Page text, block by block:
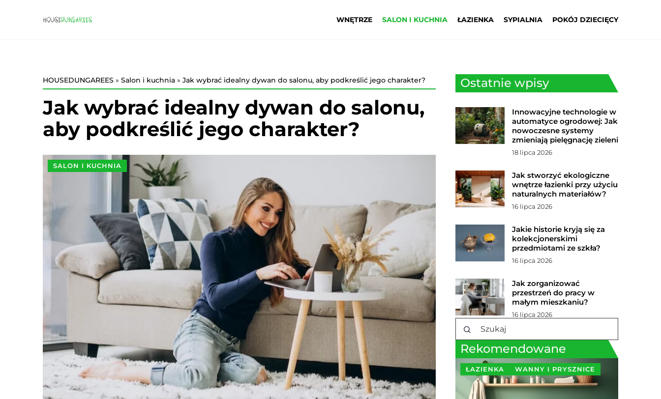
WNĘTRZE SALON I KUCHNIA ŁAZIENKA SYPIALNIA POKÓJ DZIECIĘCY
HOUSEDUNGAREES » Salon i kuchnia » Jak wybrać idealny dywan do salonu, aby podkreślić jego charakter?
Jak wybrać idealny dywan do salonu,
aby podkreślić jego charakter?
SALON I KUCHNIA
Ostatnie wpisy
Innowacyjne technologie w
automatyce ogrodowej: Jak
nowoczesne systemy
zmieniają pielęgnację zieleni
18 lipca 2026
Jak stworzyć ekologiczne
wnętrze łazienki przy użyciu
naturalnych materiałów?
16 lipca 2026
Jakie historie kryją się za
kolekcjonerskimi
przedmiotami ze szkła?
16 lipca 2026
Jak zorganizować
przestrzeń do pracy w
małym mieszkaniu?
16 lipca 2026
Rekomendowane
ŁAZIENKA WANNY I PRYSZNICE